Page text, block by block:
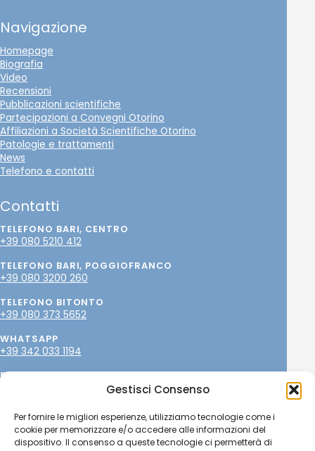
Gestisci Consenso
Per fornire le migliori esperienze, utilizziamo tecnologie come i
cookie per memorizzare e/o accedere alle informazioni del
dispositivo. Il consenso a queste tecnologie ci permetterà di
Navigazione
Homepage
Biografia
Video
Recensioni
Pubblicazioni scientifiche
Partecipazioni a Convegni Otorino
Affiliazioni a Società Scientifiche Otorino
Patologie e trattamenti
News
Telefono e contatti
Contatti
TELEFONO BARI, CENTRO
+39 080 5210 412
TELEFONO BARI, POGGIOFRANCO
+39 080 3200 260
TELEFONO BITONTO
+39 080 373 5652
WHATSAPP
+39 342 033 1194
EMAIL
SOCIAL